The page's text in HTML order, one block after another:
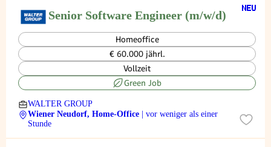
Senior Software Engineer (m/w/d)
Homeoffice
€ 60.000 jährl.
Vollzeit
Green Job
WALTER GROUP
Wiener Neudorf, Home-Office
| vor weniger als einer
Stunde